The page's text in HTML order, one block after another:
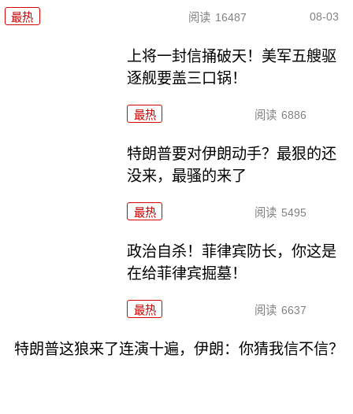
最热 阅读 16487 08-03
上将一封信捅破天！美军五艘驱
逐舰要盖三口锅！
最热 阅读 6886
特朗普要对伊朗动手？最狠的还
没来，最骚的来了
最热 阅读 5495
政治自杀！菲律宾防长，你这是
在给菲律宾掘墓！
最热 阅读 6637
特朗普这狼来了连演十遍，伊朗：你猜我信不信？